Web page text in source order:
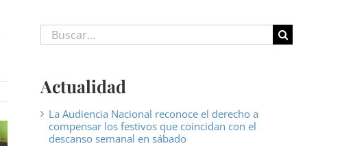
Buscar:
Actualidad
La Audiencia Nacional reconoce el derecho a
compensar los festivos que coincidan con el
descanso semanal en sábado